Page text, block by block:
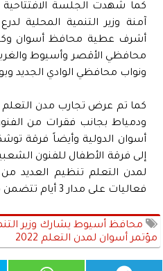
كما شهدت الجلسة
آمنة وزير التنمية المحلية
أشرف عطية محافظ أسوان
محافظي الأقصر وأسيوط
ونواب محافظي الوادي الجديد
كما تم عرض تجارب مدن
ودمياط بجانب فقرات من
أسوان الدولية وأيضاً فرقة
إلى فرقة الأطفال للفنون
لمدن التعلم تنظيم العديد
فعاليات على مدار 3 أيام تتضمن محاضرات عن مدن التعلم.
محافظ أسيوط يشارك وزير
مؤتمر أسوان لمدن التعلم 2022